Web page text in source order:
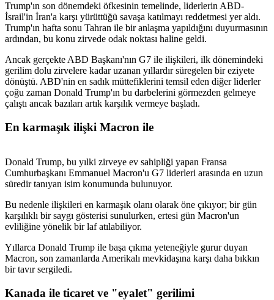
Trump'ın son dönemdeki öfkesinin temelinde, liderlerin ABD-
İsrail'in İran'a karşı yürüttüğü savaşa katılmayı reddetmesi yer aldı.
Trump'ın hafta sonu Tahran ile bir anlaşma yapıldığını duyurmasının
ardından, bu konu zirvede odak noktası haline geldi.
Ancak gerçekte ABD Başkanı'nın G7 ile ilişkileri, ilk dönemindeki
gerilim dolu zirvelere kadar uzanan yıllardır süregelen bir eziyete
dönüştü. ABD'nin en sadık müttefiklerini temsil eden diğer liderler
çoğu zaman Donald Trump'ın bu darbelerini görmezden gelmeye
çalıştı ancak bazıları artık karşılık vermeye başladı.
En karmaşık ilişki Macron ile
Donald Trump, bu yılki zirveye ev sahipliği yapan Fransa
Cumhurbaşkanı Emmanuel Macron'u G7 liderleri arasında en uzun
süredir tanıyan isim konumunda bulunuyor.
Bu nedenle ilişkileri en karmaşık olanı olarak öne çıkıyor; bir gün
karşılıklı bir saygı gösterisi sunulurken, ertesi gün Macron'un
evliliğine yönelik bir laf atılabiliyor.
Yıllarca Donald Trump ile başa çıkma yeteneğiyle gurur duyan
Macron, son zamanlarda Amerikalı mevkidaşına karşı daha bıkkın
bir tavır sergiledi.
Kanada ile ticaret ve "eyalet" gerilimi